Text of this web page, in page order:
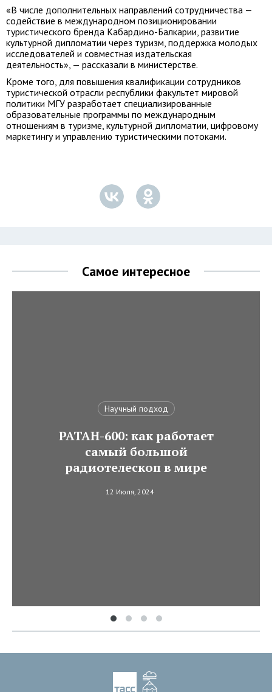
«В числе дополнительных направлений сотрудничества —
содействие в международном позиционировании
туристического бренда Кабардино-Балкарии, развитие
культурной дипломатии через туризм, поддержка молодых
исследователей и совместная издательская
деятельность», — рассказали в министерстве.
Кроме того, для повышения квалификации сотрудников
туристической отрасли республики факультет мировой
политики МГУ разработает специализированные
образовательные программы по международным
отношениям в туризме, культурной дипломатии, цифровому
маркетингу и управлению туристическими потоками.
Самое интересное
Научный подход
РАТАН-600: как работает
самый большой
радиотелескоп в мире
12 Июля, 2024